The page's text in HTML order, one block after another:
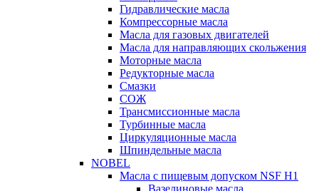
Гидравлические масла
Компрессорные масла
Масла для газовых двигателей
Масла для направляющих скольжения
Моторные масла
Редукторные масла
Смазки
СОЖ
Трансмиссионные масла
Турбинные масла
Циркуляционные масла
Шпиндельные масла
NOBEL
Масла с пищевым допуском NSF H1
Вазелиновые масла